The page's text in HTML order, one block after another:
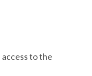
to the